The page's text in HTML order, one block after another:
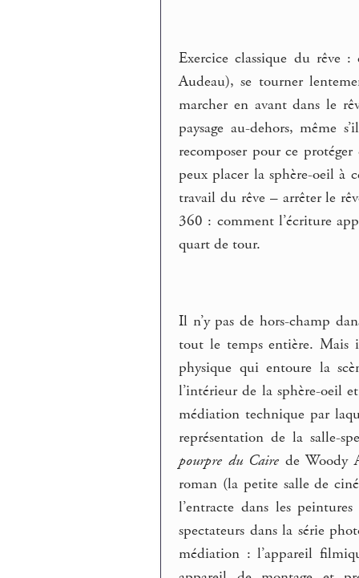
Exercice classique du rêve
Audeau), se tourner
marcher en avant dans le
paysage au-dehors, même
recomposer pour ce
peux placer la sphère-oeil à
travail du rêve – arrêter le
360 : comment l’écriture
quart de tour.
Il n’y pas de hors-champ
tout le temps entière. Mais
physique qui entoure la
l’intérieur de la sphère-oeil
médiation technique par
représentation de la salle-
pourpre du Caire de Woody
roman (la petite salle de
l’entracte dans les
spectateurs dans la série
médiation : l’appareil